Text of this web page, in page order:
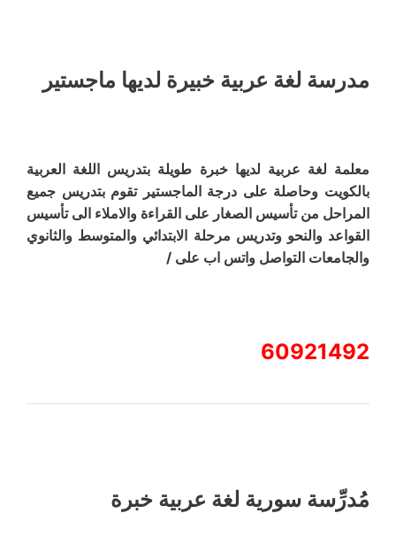
مدرسة لغة عربية خبيرة لديها ماجستير
معلمة لغة عربية لديها خبرة طويلة بتدريس اللغة العربية
بالكويت وحاصلة على درجة الماجستير تقوم بتدريس جميع
المراحل من تأسيس الصغار على القراءة والاملاء الى تأسيس
القواعد والنحو وتدريس مرحلة الابتدائي والمتوسط والثانوي
والجامعات التواصل واتس اب على /
60921492
مُدرِّسة سورية لغة عربية خبرة